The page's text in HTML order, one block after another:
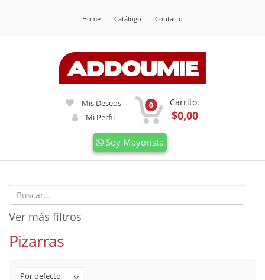
Home Catálogo Contacto
Mis Deseos
Mi Perfil
Soy Mayorista
0 Carrito:
$0,00
Ver más filtros
Pizarras
Por defecto